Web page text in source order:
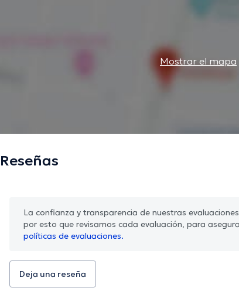
Mostrar el mapa
Reseñas
La confianza y transparencia de nuestras
por esto que revisamos cada evaluación, para
políticas de evaluaciones.
Deja una reseña